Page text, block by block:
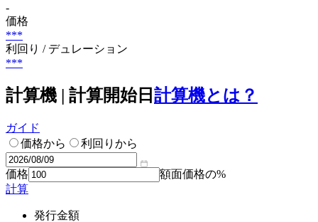
-
価格
***
利回り / デュレーション
***
計算機 | 計算開始日 計算機とは？
ガイド
価格から
利回りから
価格
額面価格の%
計算
発行金額